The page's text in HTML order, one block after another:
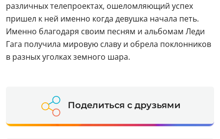
различных телепроектах, ошеломляющий успех
пришел к ней именно когда девушка начала петь.
Именно благодаря своим песням и альбомам Леди
Гага получила мировую славу и обрела поклонников
в разных уголках земного шара.
Поделиться с друзьями